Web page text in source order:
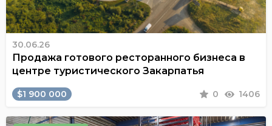
30.06.26
Продажа готового ресторанного бизнеса в
центре туристического Закарпатья
$1 900 000 0 1406